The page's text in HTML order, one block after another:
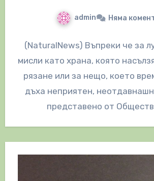
admin Няма
(NaturalNews) Въпреки че за
мисли като храна, която
рязане или за нещо, което
дъха неприятен,
представено от